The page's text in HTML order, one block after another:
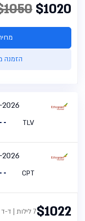
$1020
מחיר
הזמנה
TLV
CPT
$10227 לילות | ד-ד